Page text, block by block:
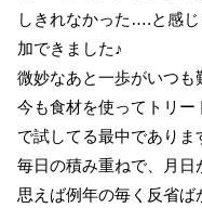
しきれなかった….と感
加できました♪
微妙なあと一歩がいつも
今も食材を使ってトリ
で試してる最中でありま
毎日の積み重ねで、月日
思えば例年の毎く反省